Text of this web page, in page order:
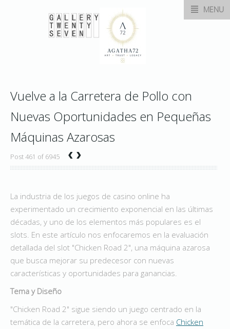
MENU
Vuelve a la Carretera de Pollo con
Nuevas Oportunidades en Pequeñas
Máquinas Azarosas
Post 461 of 6945 ‹›
La industria de los juegos de casino online ha
experimentado un crecimiento exponencial en las últimas
décadas, y uno de los elementos más populares es el
slots. En este artículo nos enfocaremos en la evaluación
detallada del slot "Chicken Road 2", una máquina azarosa
que busca mejorar su predecesor con nuevas
características y oportunidades para ganancias.
Tema y Diseño
"Chicken Road 2" sigue siendo un juego centrado en la
temática de la carretera, pero ahora se enfoca Chicken